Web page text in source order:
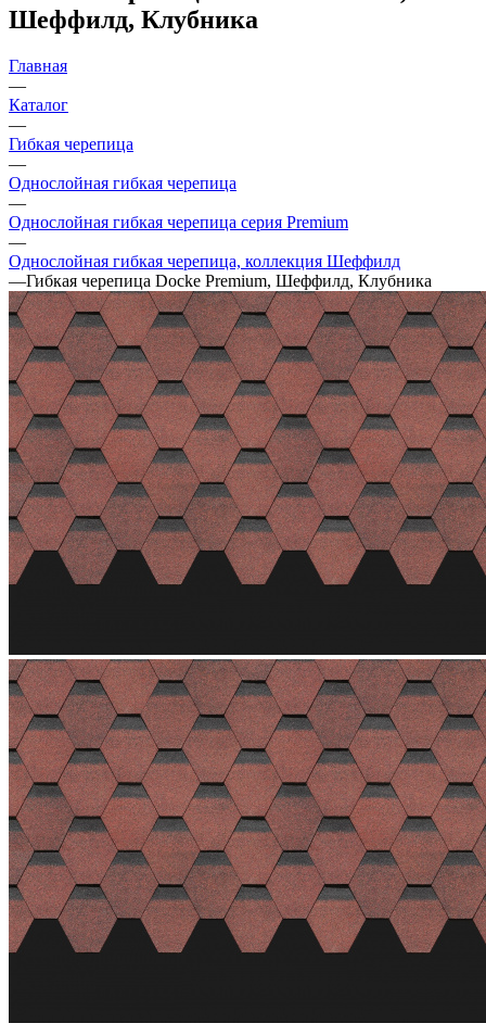
Шеффилд, Клубника
Главная
—
Каталог
—
Гибкая черепица
—
Однослойная гибкая черепица
—
Однослойная гибкая черепица серия Premium
—
Однослойная гибкая черепица, коллекция Шеффилд
—Гибкая черепица Docke Premium, Шеффилд, Клубника